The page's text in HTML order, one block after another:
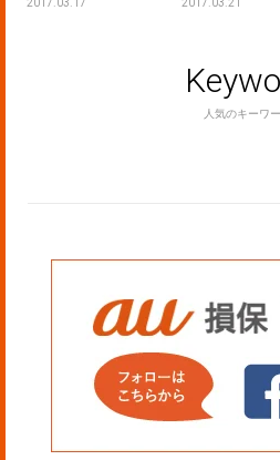
2017.03.17 2017.03.21
人気のキーワ